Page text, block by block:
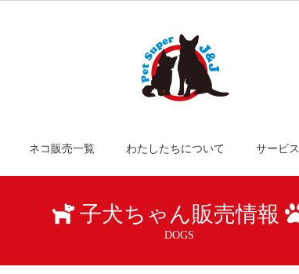
ネコ販売一覧 わたしたちについて サービス
子犬ちゃん販売情報
DOGS